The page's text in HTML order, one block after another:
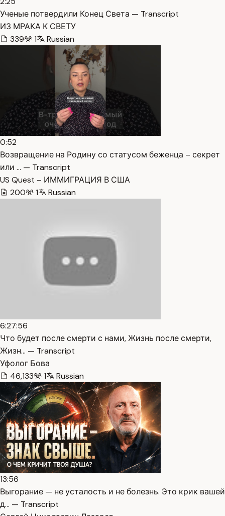
Ученые потвердили Конец Света — Transcript
ИЗ МРАКА К СВЕТУ
339
1 Russian
0:52
Возвращение на Родину со статусом беженца – секрет
или … — Transcript
US Quest – ИММИГРАЦИЯ В США
200
1 Russian
6:27:56
Что будет после смерти с нами, Жизнь после смерти,
Жизн… — Transcript
Уфолог Бова
46,133
1 Russian
13:56
Выгорание — не усталость и не болезнь. Это крик вашей
д… — Transcript